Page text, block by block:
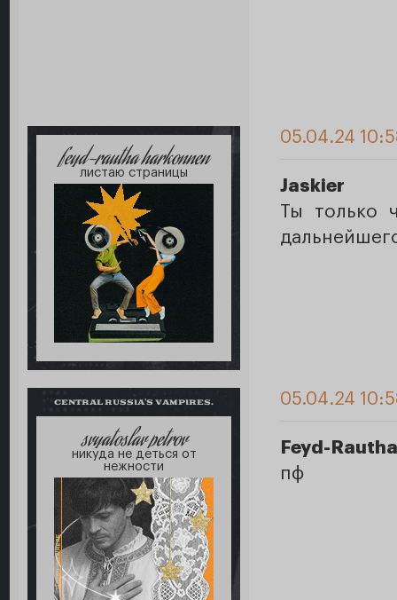
feyd-rautha harkonnen
листаю страницы
05.04.24
Jaskier
Ты только
CENTRAL RUSSIA'S VAMPIRES.
svyatoslav petrov
никуда не деться от
нежности
05.04.24
Feyd-
пф